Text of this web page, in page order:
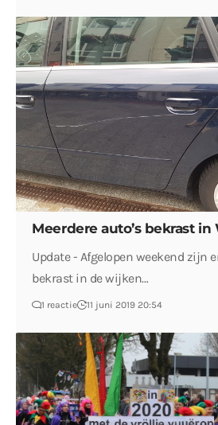
Meerdere auto’s bekrast in
Update - Afgelopen weekend zijn
bekrast in de wijken…
1 reactie 11 juni 2019 20:54